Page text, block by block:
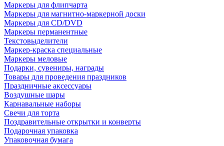
Маркеры для флипчарта
Маркеры для магнитно-маркерной доски
Маркеры для CD/DVD
Маркеры перманентные
Текстовыделители
Маркер-краска специальные
Маркеры меловые
Подарки, сувениры, награды
Товары для проведения праздников
Праздничные аксессуары
Воздушные шары
Карнавальные наборы
Свечи для торта
Поздравительные открытки и конверты
Подарочная упаковка
Упаковочная бумага